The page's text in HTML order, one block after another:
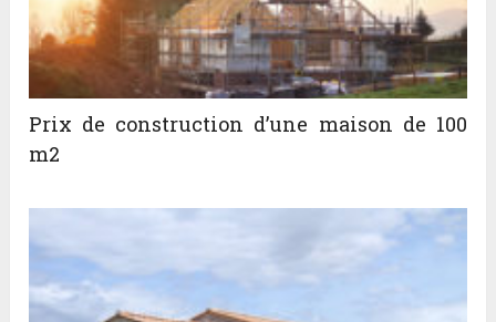
Prix de construction d’une maison de 100
m2